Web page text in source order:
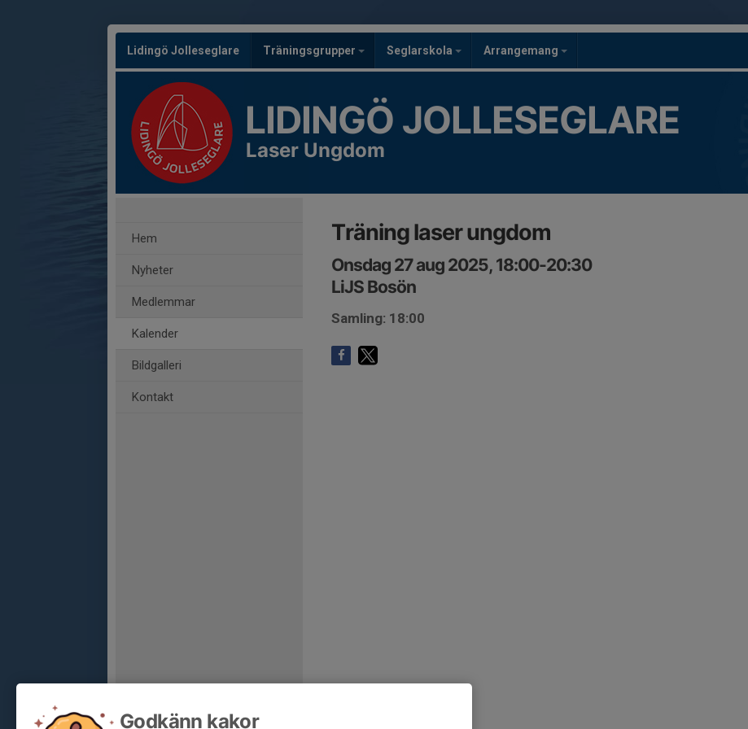
Lidingö Jolleseglare Träningsgrupper Seglarskola Arrangemang
LIDINGÖ JOLLESEGLARE
Laser Ungdom
Hem
Nyheter
Medlemmar
Kalender
Bildgalleri
Kontakt
Träning laser ungdom
Onsdag 27 aug 2025, 18:00-20:30
LiJS Bosön
Samling: 18:00
Godkänn kakor